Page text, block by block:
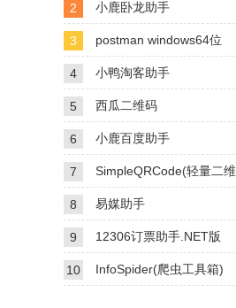
2 小鹿卧龙助手
3 postman windows64位
4 小鸭淘客助手
5 西瓜二维码
6 小鹿百度助手
7
8 易媒助手
9 12306订票助手.NET版
10 InfoSpider(爬虫工具箱)